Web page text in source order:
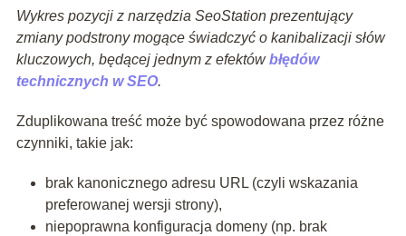
Wykres pozycji z narzędzia SeoStation prezentujący
zmiany podstrony mogące świadczyć o kanibalizacji słów
kluczowych, będącej jednym z efektówbłędów
technicznych w SEO.
Zduplikowana treść może być spowodowana przez różne
czynniki, takie jak:
brak kanonicznego adresu URL (czyli wskazania
preferowanej wersji strony),
niepoprawna konfiguracja domeny (np. brak